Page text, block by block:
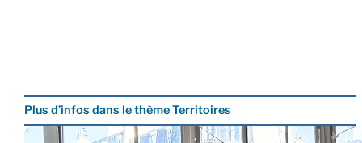
Plus d’infos dans le thème Territoires